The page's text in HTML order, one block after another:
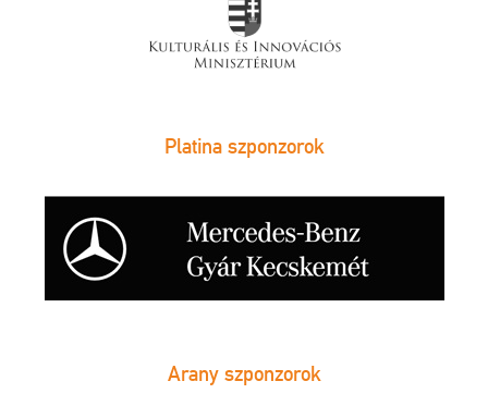
Platina szponzorok
Arany szponzorok